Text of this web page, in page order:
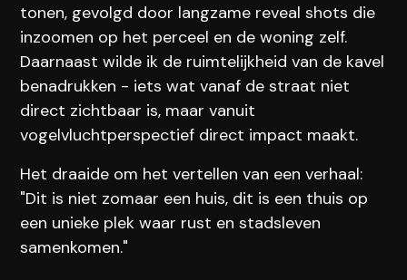
tonen, gevolgd door langzame reveal shots die
inzoomen op het perceel en de woning zelf.
Daarnaast wilde ik de ruimtelijkheid van de kavel
benadrukken - iets wat vanaf de straat niet
direct zichtbaar is, maar vanuit
vogelvluchtperspectief direct impact maakt.
Het draaide om het vertellen van een verhaal:
"Dit is niet zomaar een huis, dit is een thuis op
een unieke plek waar rust en stadsleven
samenkomen."